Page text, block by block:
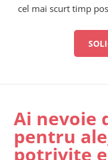
cel mai scurt timp
Ai nevoie
pentru
potrivite